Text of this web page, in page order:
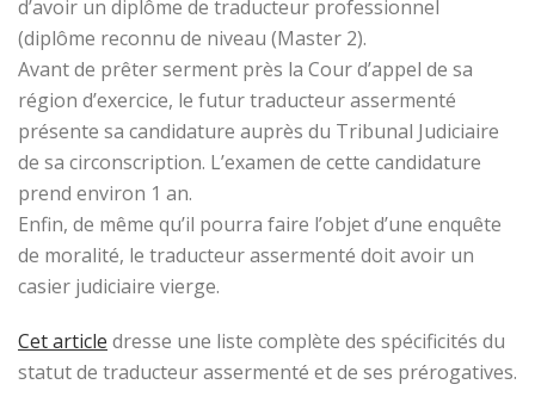
d’avoir un diplôme de traducteur professionnel
(diplôme reconnu de niveau (Master 2).
Avant de prêter serment près la Cour d’appel de sa
région d’exercice, le futur traducteur assermenté
présente sa candidature auprès du Tribunal Judiciaire
de sa circonscription. L’examen de cette candidature
prend environ 1 an.
Enfin, de même qu’il pourra faire l’objet d’une enquête
de moralité, le traducteur assermenté doit avoir un
casier judiciaire vierge.
Cet article dresse une liste complète des spécificités du
statut de traducteur assermenté et de ses prérogatives.